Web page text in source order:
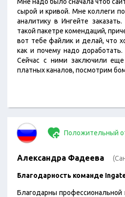
сырой и кривой. Мне коллеги
аналитику в Ингейте
такой пакетре комендаций,
вот тебе файлик и делай, что
как и почему надо
Сейчас с ними заключили
платных каналов, посмотрим
Положительный
Александра Фадеева
Благодарность команде
Благодарны